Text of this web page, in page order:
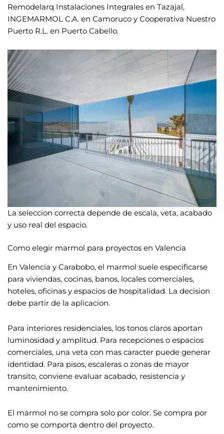
Remodelarq Instalaciones Integrales en Tazajal,
INGEMARMOL C.A. en Camoruco y Cooperativa Nuestro
Puerto R.L. en Puerto Cabello.
La seleccion correcta depende de escala, veta, acabado
y uso real del espacio.
Como elegir marmol para proyectos en Valencia
En Valencia y Carabobo, el marmol suele especificarse
para viviendas, cocinas, banos, locales comerciales,
hoteles, oficinas y espacios de hospitalidad. La decision
debe partir de la aplicacion.
Para interiores residenciales, los tonos claros aportan
luminosidad y amplitud. Para recepciones o espacios
comerciales, una veta con mas caracter puede generar
identidad. Para pisos, escaleras o zonas de mayor
transito, conviene evaluar acabado, resistencia y
mantenimiento.
El marmol no se compra solo por color. Se compra por
como se comporta dentro del proyecto.